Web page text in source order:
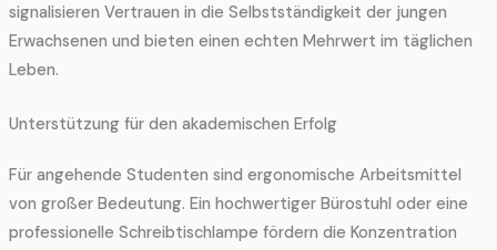
signalisieren Vertrauen in die Selbstständigkeit der jungen
Erwachsenen und bieten einen echten Mehrwert im täglichen
Leben.
Unterstützung für den akademischen Erfolg
Für angehende Studenten sind ergonomische Arbeitsmittel
von großer Bedeutung. Ein hochwertiger Bürostuhl oder eine
professionelle Schreibtischlampe fördern die Konzentration